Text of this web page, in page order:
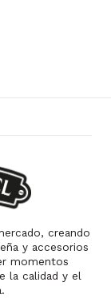
creando
y accesorios
momentos
la calidad y el